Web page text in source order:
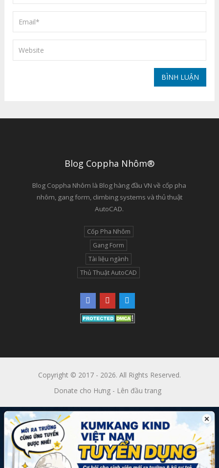
Blog Coppha Nhôm®
Blog Coppha Nhôm là Blog hàng đầu VN về cốp pha
nhôm, gang form, climbing systems và thủ thuật
AutoCAD.
Cốp Pha Nhôm
Gang Form
Tài liệu ngành
Thủ Thuật AutoCAD
Copyright © 2017 - 2026. All Rights Reserved.
Donate cho Hưng- Lên đầu trang